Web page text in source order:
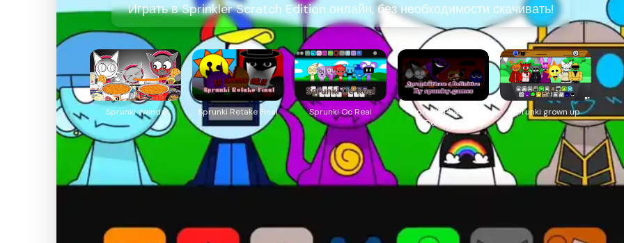
Играть в Sprinkler Scratch Edition онлайн, без необходимости скачивать!
Sprunki Wenda Sprunki Retake Final Sprunki Oc Real
Sprunki Phase 4
Definitive
Sprunki grown up